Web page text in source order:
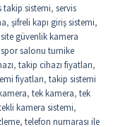
takip sistemi, servis
, şifreli kapı giriş sistemi,
site güvenlik kamera
spor salonu turnike
, takip cihazı fiyatları,
fiyatları, takip sistemi
, tek kamera, tek
kamera sistemi,
, telefon numarası ile